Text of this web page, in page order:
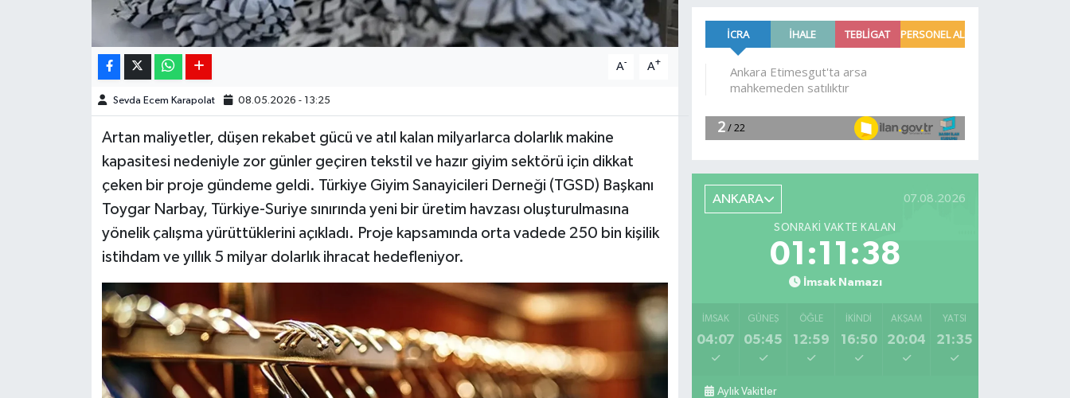
A- A+
Sevda Ecem Karapolat 08.05.2026 - 13:25
Artan maliyetler, düşen rekabet gücü ve atıl kalan milyarlarca dolarlık makine
kapasitesi nedeniyle zor günler geçiren tekstil ve hazır giyim sektörü için dikkat
çeken bir proje gündeme geldi. Türkiye Giyim Sanayicileri Derneği (TGSD) Başkanı
Toygar Narbay, Türkiye-Suriye sınırında yeni bir üretim havzası oluşturulmasına
yönelik çalışma yürüttüklerini açıkladı. Proje kapsamında orta vadede 250 bin kişilik
istihdam ve yıllık 5 milyar dolarlık ihracat hedefleniyor.
geldi!
Alevlere
müdahale
ANKARA 07.08.2026
SONRAKI VAKTE KALAN
01:11:36
İmsak Namazı
İMSAK
04:07
GÜNEŞ
05:45
ÖĞLE
12:59
İKINDI
16:50
AKŞAM
20:04
YATSI
21:35
Aylık Vakitler